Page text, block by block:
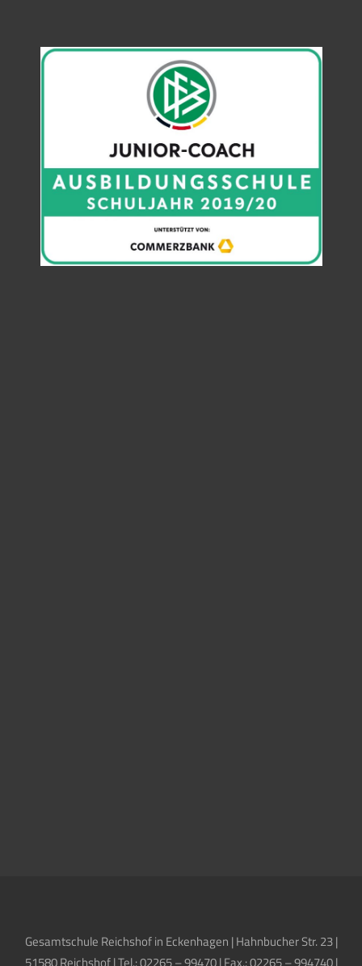
Gesamtschule Reichshof in Eckenhagen | Hahnbucher Str. 23 |
51580 Reichshof | Tel.: 02265 – 99470 | Fax.: 02265 – 994740 |